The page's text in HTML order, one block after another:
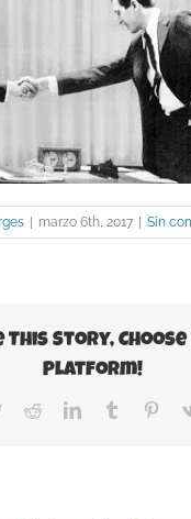
| marzo 6th, 2017 | Sin
This Story,
Platform!
TwitterRedditLinkedInTumblr